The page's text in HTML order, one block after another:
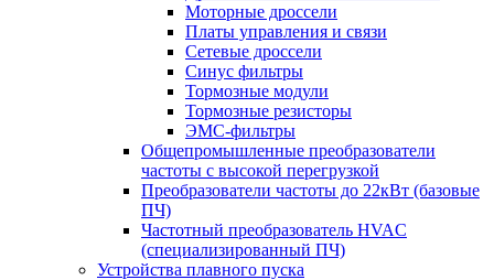
Моторные дроссели
Платы управления и связи
Сетевые дроссели
Синус фильтры
Тормозные модули
Тормозные резисторы
ЭМС-фильтры
Общепромышленные преобразователи
частоты с высокой перегрузкой
Преобразователи частоты до 22кВт (базовые
ПЧ)
Частотный преобразователь HVAC
(специализированный ПЧ)
Устройства плавного пуска